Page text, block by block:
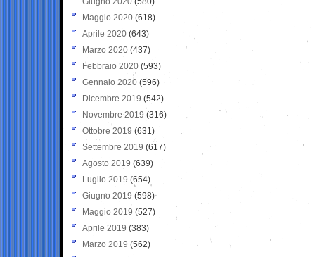
Maggio 2020 (618)
Aprile 2020 (643)
Marzo 2020 (437)
Febbraio 2020 (593)
Gennaio 2020 (596)
Dicembre 2019 (542)
Novembre 2019 (316)
Ottobre 2019 (631)
Settembre 2019 (617)
Agosto 2019 (639)
Luglio 2019 (654)
Giugno 2019 (598)
Maggio 2019 (527)
Aprile 2019 (383)
Marzo 2019 (562)